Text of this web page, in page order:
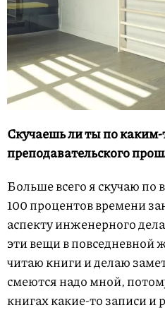
Скучаешь ли ты по
преподавательского
Больше всего я скучаю по
100 процентов времени
аспекту инженерного
эти вещи в
читаю книги и делаю
смеются надо мной,
книгах какие-то записи и